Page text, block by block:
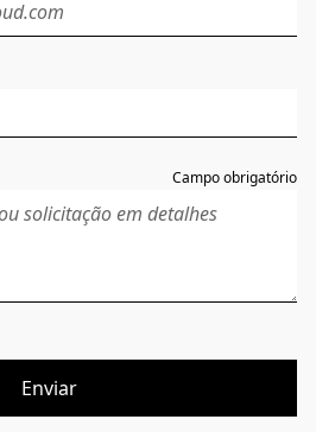
Campo obrigatório
Enviar